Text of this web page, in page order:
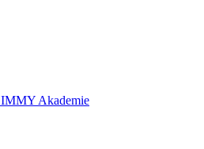
IMMY Akademie